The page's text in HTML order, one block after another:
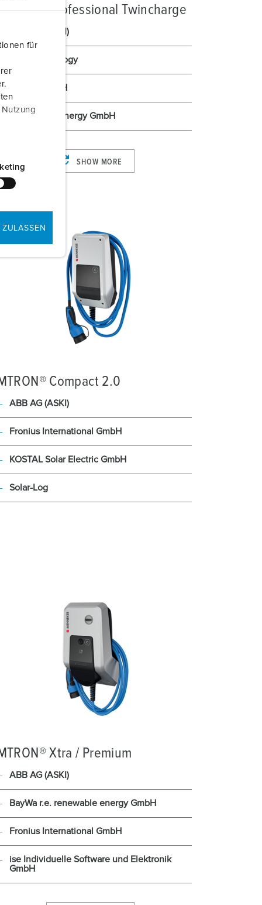
für
Professional Twincharge
ABB AG (ASKI)
BAB-Technology
coneva GmbH
Consolinno Energy GmbH
SHOW MORE
Compact 2.0
ABB AG (ASKI)
Fronius International GmbH
KOSTAL Solar Electric GmbH
Solar-Log
Xtra / Premium
ABB AG (ASKI)
BayWa r.e. renewable energy GmbH
Fronius International GmbH
ise Individuelle Software und Elektronik
GmbH